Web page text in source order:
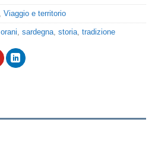
Viaggio e territorio
orani sardegna storia tradizione